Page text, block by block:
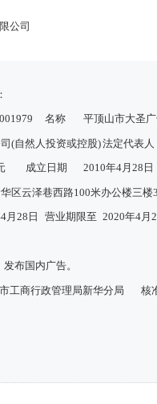
公司
名称 平顶山市大圣
(自然人投资或控股)法定代表人
成立日期 2010年4月28日
区云泽巷西路100米办公楼三楼
月28日 营业期限至 2020年4月
布国内广告。
工商行政管理局新华分局 核